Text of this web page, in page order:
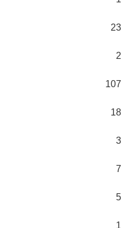
23
2
107
18
3
7
5
1